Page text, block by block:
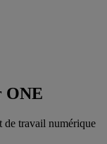
ONE
de travail numérique